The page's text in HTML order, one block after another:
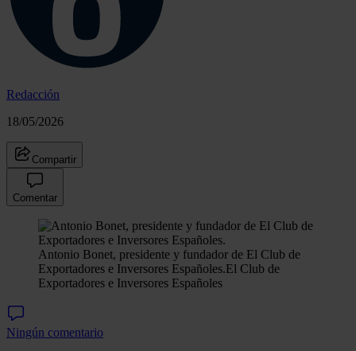
Redacción
18/05/2026
Compartir
Comentar
Antonio Bonet, presidente y fundador de El Club de
Exportadores e Inversores Españoles.El Club de
Exportadores e Inversores Españoles
Ningún comentario